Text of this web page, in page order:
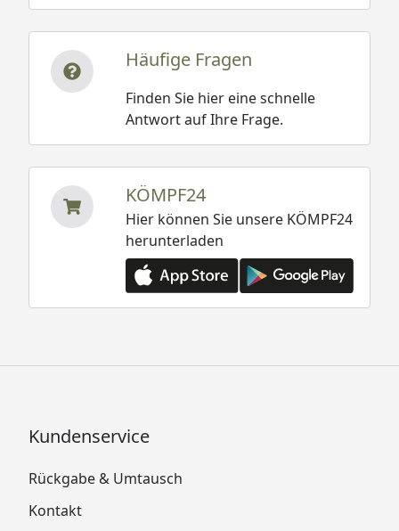
Häufige Fragen
Finden Sie hier eine schnelle
Antwort auf Ihre Frage.
KÖMPF24
Hier können Sie unsere KÖMPF24
herunterladen
Kundenservice
Rückgabe & Umtausch
Kontakt